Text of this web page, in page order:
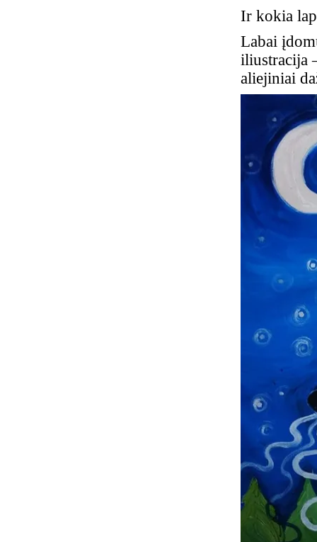
Ir kokia
Labai
iliustracija
aliejiniai